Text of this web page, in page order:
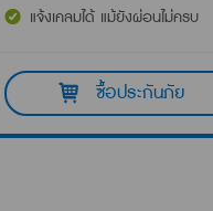
แจ้งเคลมได้ แม้ยังผ่อนไม่ครบ
ซื้อประกันภัย